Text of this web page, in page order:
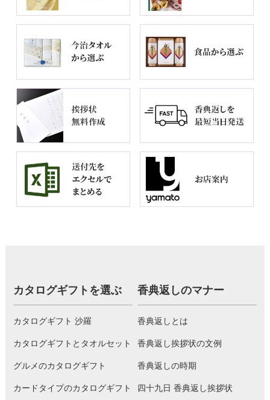
カタログギフトを選ぶ
カタログギフト 沙羅
カタログギフトとタオルセット
グルメのカタログギフト
カードタイプのカタログギフト
香典返しのマナー
香典返しとは
香典返し挨拶状の文例
香典返しの時期
四十九日 香典返し挨拶状